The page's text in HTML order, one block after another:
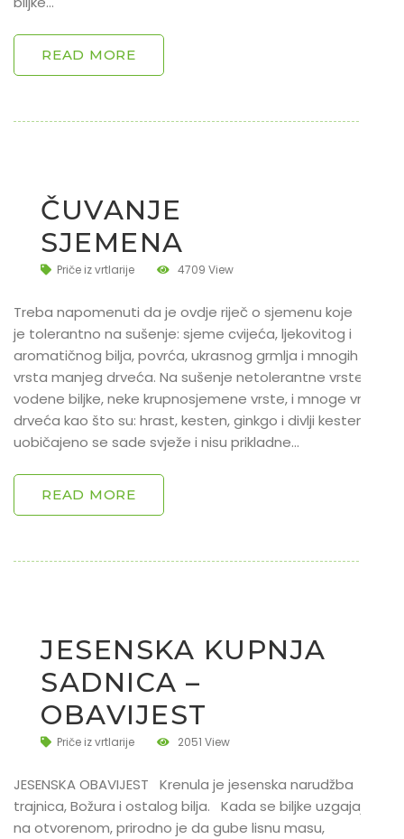
READ MORE
ČUVANJE
SJEMENA
Priče iz vrtlarije 4709 View
Treba napomenuti da je ovdje riječ o sjemenu koje
je tolerantno na sušenje: sjeme cvijeća, ljekovitog i
aromatičnog bilja, povrća, ukrasnog grmlja i mnogih
vrsta manjeg drveća. Na sušenje netolerantne vrste;
vodene biljke, neke krupnosjemene vrste, i mnoge vrste
drveća kao što su: hrast, kesten, ginkgo i divlji kesten,
uobičajeno se sade svježe i nisu prikladne…
READ MORE
JESENSKA KUPNJA
SADNICA –
OBAVIJEST
Priče iz vrtlarije 2051 View
JESENSKA OBAVIJEST Krenula je jesenska narudžba
trajnica, Božura i ostalog bilja. Kada se biljke uzgajaju
na otvorenom, prirodno je da gube lisnu masu,